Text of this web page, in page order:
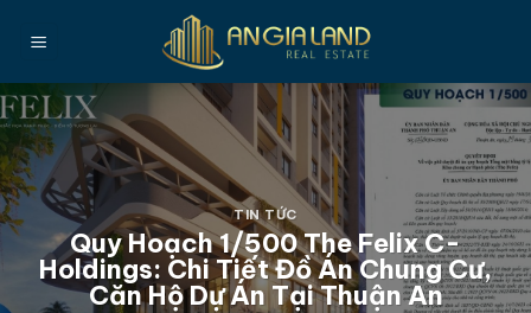
qua
dung
TIN TỨC
Quy Hoạch 1/500 The Felix C-
Holdings: Chi Tiết Đồ Án Chung Cư,
Căn Hộ Dự Án Tại Thuận An